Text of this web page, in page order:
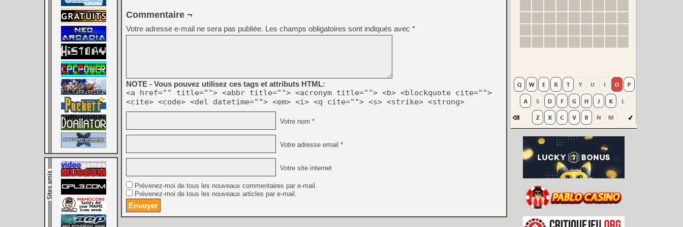
Commentaire ¬
Votre adresse e-mail ne sera pas publiée. Les champs obligatoires sont indiqués avec *
NOTE - Vous pouvez utilisez ces tags et attributs HTML:
<a href="" title=""> <abbr title=""> <acronym title=""> <b> <blockquote cite="">
<cite> <code> <del datetime=""> <em> <i> <q cite=""> <s> <strike> <strong>
Votre nom *
Votre adresse email *
Votre site internet
Prévenez-moi de tous les nouveaux commentaires par e-mail.
Prévenez-moi de tous les nouveaux articles par e-mail.